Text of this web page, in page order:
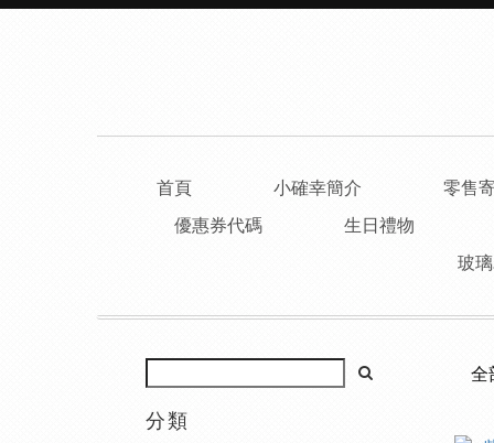
首頁 小確幸簡介 零售
優惠券代碼 生日禮物
玻
分類
全